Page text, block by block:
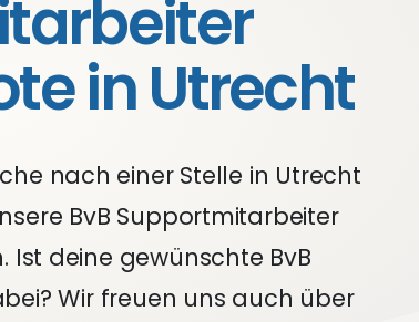
in Utrecht
nach einer Stelle in Utrecht
BvB Supportmitarbeiter
deine gewünschte BvB
Wir freuen uns auch über